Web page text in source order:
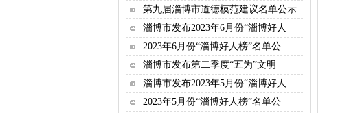
第九届淄博市道德模范建议名单公示
淄博市发布2023年6月份“淄博好人
2023年6月份“淄博好人榜”名单公
淄博市发布第二季度“五为”文明
淄博市发布2023年5月份“淄博好人
2023年5月份“淄博好人榜”名单公